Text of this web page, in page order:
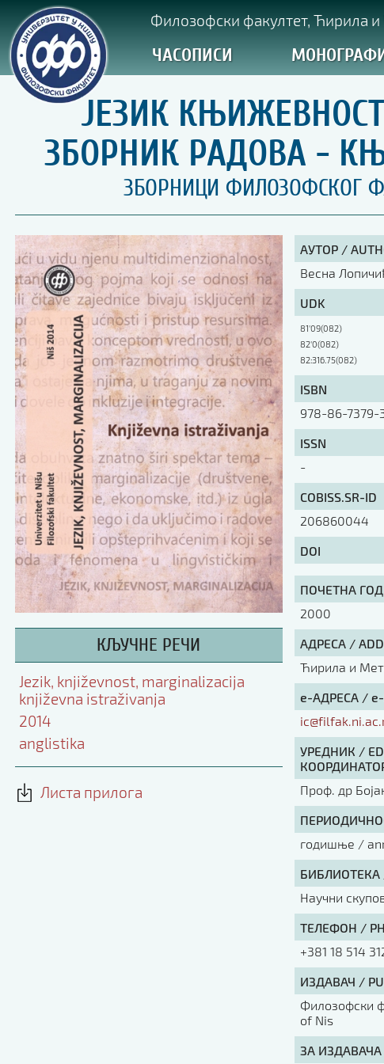
Филозофски факултет, Ћирила и
ЧАСОПИСИ
ЈЕЗИК
ЗБОРНИК РАДОВА -
ЗБОРНИЦИ ФИЛОЗОФСКОГ
КЉУЧНЕ РЕЧИ
Jezik, književnost, marginalizacija
književna istraživanja
2014
anglistika
Листа прилога
АУТОР /
Весна
UDK
81'09(082)
82'0(082)
82:316.75(082)
ISBN
978-86-7379-
ISSN
-
COBISS.SR-ID
206860044
DOI
ПОЧЕТНА
2000
АДРЕСА /
Ћирила и
е-АДРЕСА / e-
УРЕДНИК /
КООРДИНАТОР
Проф. др
годишње /
БИБЛИОТЕКА
Научни
ТЕЛЕФОН /
+381 18 514
ИЗДАВАЧ /
Филозофски
of Nis
ЗА ИЗДАВАЧА